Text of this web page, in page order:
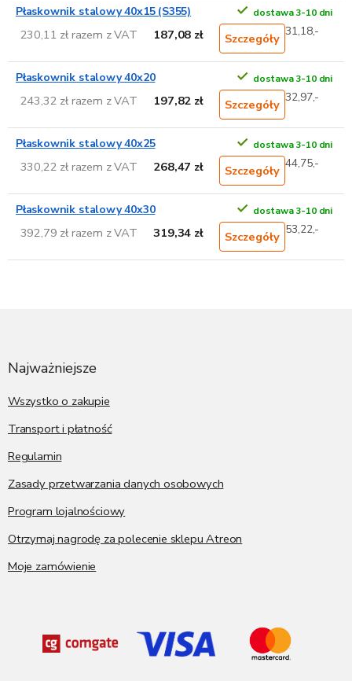
Płaskownik stalowy 40x15 (S355) dostawa 3-10 dni
230,11 zł razem z VAT 187,08 zł Szczegóły 31,18,-
Płaskownik stalowy 40x20 dostawa 3-10 dni
243,32 zł razem z VAT 197,82 zł Szczegóły 32,97,-
Płaskownik stalowy 40x25 dostawa 3-10 dni
330,22 zł razem z VAT 268,47 zł Szczegóły 44,75,-
Płaskownik stalowy 40x30 dostawa 3-10 dni
392,79 zł razem z VAT 319,34 zł Szczegóły 53,22,-
Najważniejsze
Wszystko o zakupie
Transport i płatność
Regulamin
Zasady przetwarzania danych osobowych
Program lojalnościowy
Otrzymaj nagrodę za polecenie sklepu Atreon
Moje zamówienie